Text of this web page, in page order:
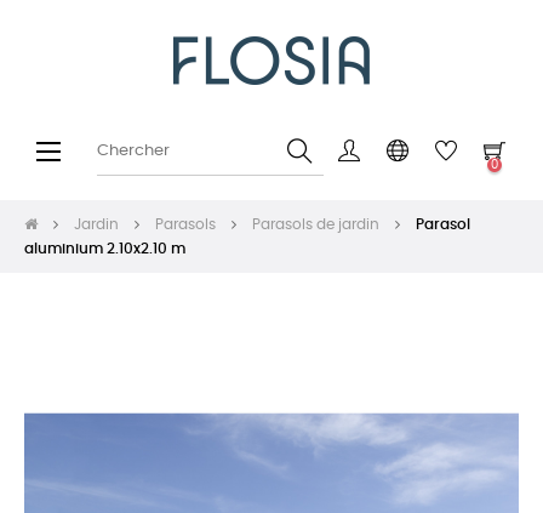
Basculer
☰
0
Jardin Parasols Parasols de jardin
Parasol
aluminium 2.10x2.10 m